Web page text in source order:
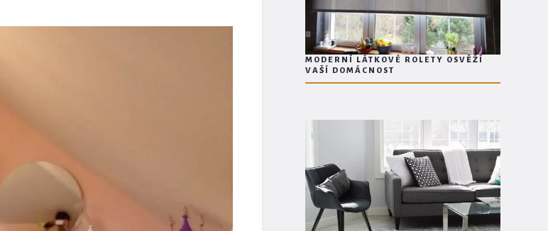
MODERNÍ LÁTKOVÉ ROLETY OSVĚŽÍ
VAŠÍ DOMÁCNOST